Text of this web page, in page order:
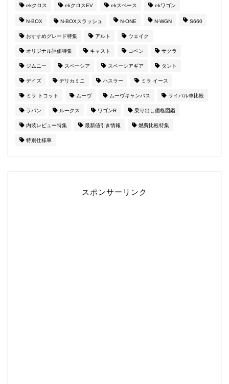
ekクロス ekクロスEV ekスペース ekワゴン
N-BOX N-BOXスラッシュ N-ONE N-WGN S660
おすすめグレード特集 アルト ウェイク
オリジナル評価特集 キャスト コペン サクラ
ジムニー スペーシア スペーシアギア タント
デイズ デリカミニ ハスラー ミラ イース
ミラ トコット ムーヴ ムーヴキャンバス ライバル車比較
ラパン ルークス ワゴンR 乗り出し価格図鑑
内装レビュー特集 最新値引き情報 燃費比較特集
特別仕様車
スポンサーリンク